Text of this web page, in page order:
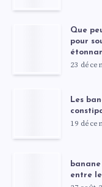
Que
pour
23
Les
19
entre